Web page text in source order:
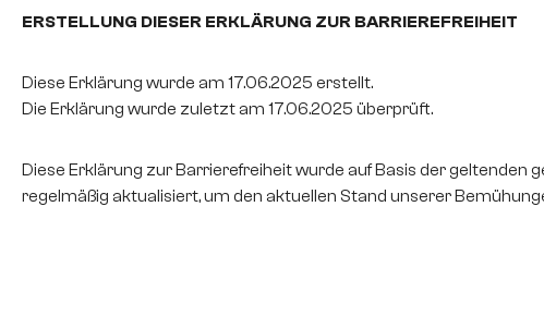
ERSTELLUNG DIESER ERKLÄRUNG ZUR BARRIEREFREIHEIT
Diese Erklärung wurde am 17.06.2025 erstellt.
Die Erklärung wurde zuletzt am 17.06.2025 überprüft.
Diese Erklärung zur Barrierefreiheit wurde auf Basis der
regelmäßig aktualisiert, um den aktuellen Stand unserer